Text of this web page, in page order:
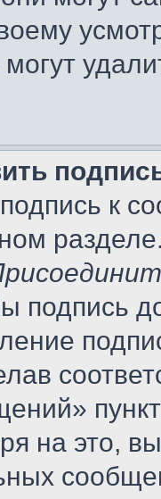
к
подпись
на это,